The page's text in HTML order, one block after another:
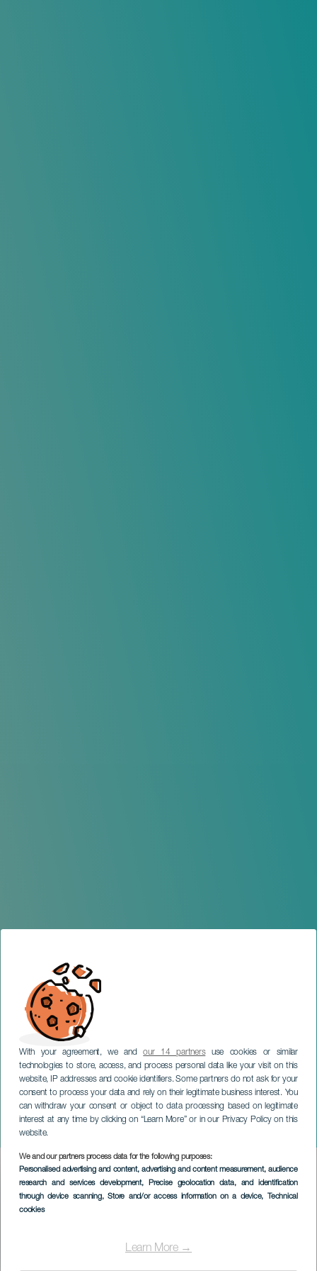
With your agreement, we andour 14 partnersuse cookies or similar
technologies to store, access, and process personal data like your visit on this
website, IP addresses and cookie identifiers. Some partners do not ask for your
consent to process your data and rely on their legitimate business interest. You
can withdraw your consent or object to data processing based on legitimate
interest at any time by clicking on “Learn More” or in our Privacy Policy on this
website.
We and our partners process data for the following purposes:
Personalised advertising and content, advertising and content measurement, audience
research and services development, Precise geolocation data, and identification
through device scanning, Store and/or access information on a device, Technical
cookies
Learn More →
Ara Malikian
TENERIFE
Imagen
Listado